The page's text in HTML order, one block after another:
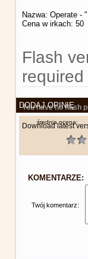
Nazwa: Operate -
Cena w irkach: 50
Flash
required
You have no flash
Download latest
DODAJ OPINIĘ
średnia ocena:
KOMENTARZE:
Twój komentarz: